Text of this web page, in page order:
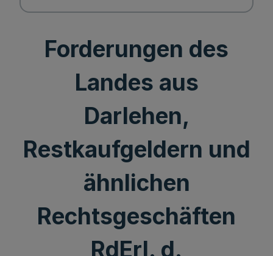
Forderungen des
Landes aus
Darlehen,
Restkaufgeldern und
ähnlichen
Rechtsgeschäften
RdErl. d.